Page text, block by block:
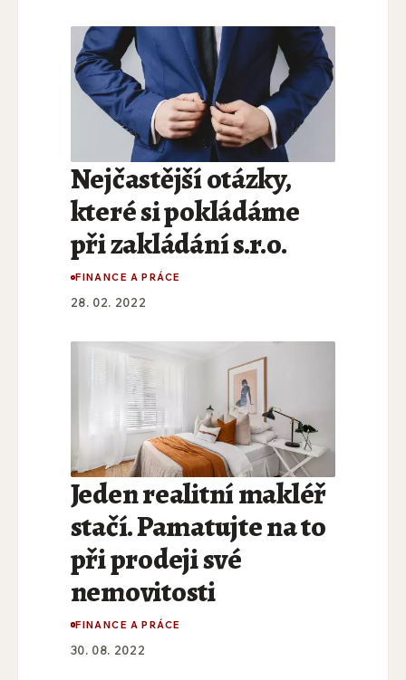
Nejčastější otázky,
které si pokládáme
při zakládání s.r.o.
FINANCE A PRÁCE
28. 02. 2022
Jeden realitní makléř
stačí. Pamatujte na to
při prodeji své
nemovitosti
FINANCE A PRÁCE
30. 08. 2022